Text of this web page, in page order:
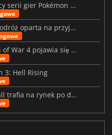
Beast of Reincarnation: twórcy serii gier Pokémon wkraczają na nową ścieżkę
Big Walk już w sprzedaży – podróż oparta na przyjaźni
W Warhammer 40,000: Dawn of War 4 pojawia się frakcja Nekronów
3: Hell Rising
Forsaken Realms: Vahrin’s Call trafia na rynek po dziesięciu latach prac